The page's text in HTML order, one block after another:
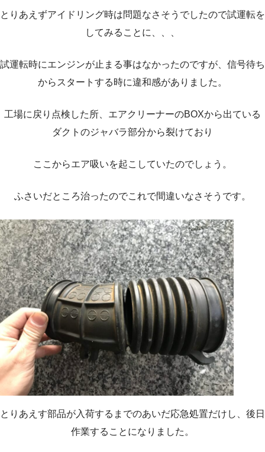
とりあえずアイドリング時は問題なさそうでしたので試運転を
してみることに、、、
試運転時にエンジンが止まる事はなかったのですが、信号待ち
からスタートする時に違和感がありました。
工場に戻り点検した所、エアクリーナーのBOXから出ている
ダクトのジャバラ部分から裂けており
ここからエア吸いを起こしていたのでしょう。
ふさいだところ治ったのでこれで間違いなさそうです。
とりあえす部品が入荷するまでのあいだ応急処置だけし、後日
作業することになりました。